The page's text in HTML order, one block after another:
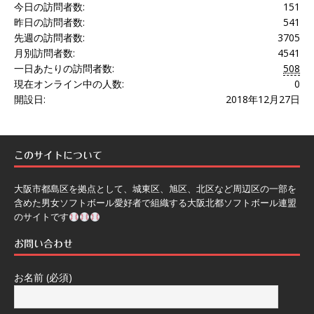
151
今日の訪問者数:
541
昨日の訪問者数:
3705
先週の訪問者数:
4541
月別訪問者数:
508
一日あたりの訪問者数:
0
現在オンライン中の人数:
2018年12月27日
開設日:
このサイトについて
大阪市都島区を拠点として、城東区、旭区、北区など周辺区の一部を
含めた男女ソフトボール愛好者で組織する大阪北都ソフトボール連盟
のサイトです
お問い合わせ
お名前 (必須)